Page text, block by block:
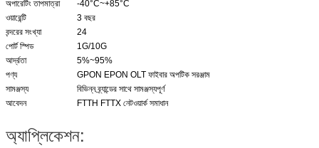
অপারেটিং তাপমাত্রা
-40°C~+85°C
ওয়ারেন্টি
3 বছর
বন্দরের সংখ্যা
24
পোর্ট স্পিড
1G/10G
আর্দ্রতা
5%~95%
পণ্য
GPON EPON OLT ফাইবার অপটিক সরঞ্জাম
সামঞ্জস্য
বিভিন্ন ব্র্যান্ডের সাথে সামঞ্জস্যপূর্ণ
আবেদন
FTTH FTTX নেটওয়ার্ক সমাধান
অ্যাপ্লিকেশন: